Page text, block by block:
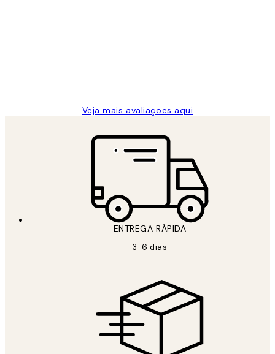
Veja mais avaliações aqui
ENTREGA RÁPIDA
3-6 dias